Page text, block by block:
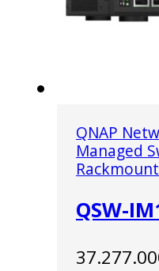
QNAP
Managed
QSW-